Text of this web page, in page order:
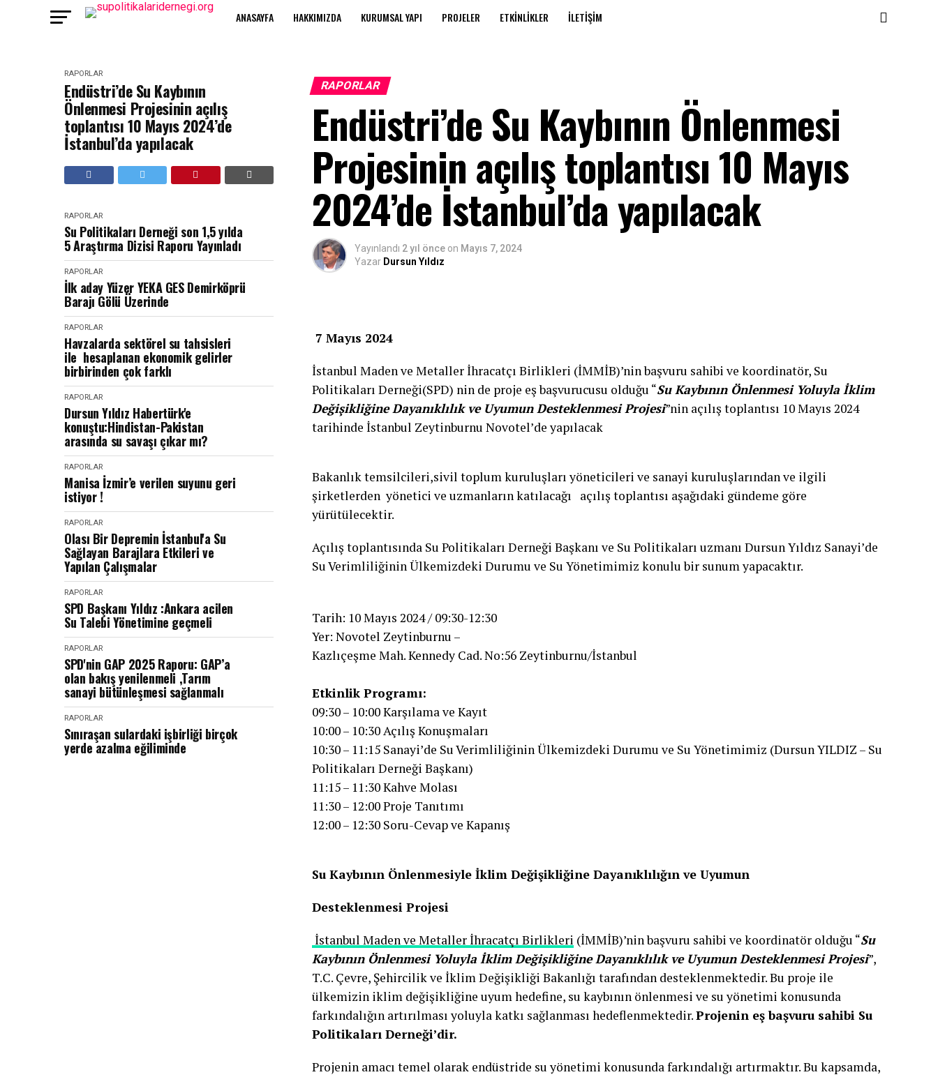
ANASAYFA HAKKIMIZDA KURUMSAL YAPI PROJELER ETKINLIKLER İLETIŞIM
RAPORLAR
Endüstri’de Su Kaybının
Önlenmesi Projesinin açılış
toplantısı 10 Mayıs 2024’de
İstanbul’da yapılacak
RAPORLAR
Su Politikaları Derneği son 1,5 yılda
5 Araştırma Dizisi Raporu Yayınladı
RAPORLAR
İlk aday Yüzer YEKA GES Demirköprü
Barajı Gölü Üzerinde
RAPORLAR
Havzalarda sektörel su tahsisleri
ile hesaplanan ekonomik gelirler
birbirinden çok farklı
RAPORLAR
Dursun Yıldız Habertürk'e
konuştu:Hindistan-Pakistan
arasında su savaşı çıkar mı?
RAPORLAR
Manisa İzmir’e verilen suyunu geri
istiyor !
RAPORLAR
Olası Bir Depremin İstanbul'a Su
Sağlayan Barajlara Etkileri ve
Yapılan Çalışmalar
RAPORLAR
SPD Başkanı Yıldız :Ankara acilen
Su Talebi Yönetimine geçmeli
RAPORLAR
SPD'nin GAP 2025 Raporu: GAP’a
olan bakış yenilenmeli ,Tarım
sanayi bütünleşmesi sağlanmalı
RAPORLAR
Sınıraşan sulardaki işbirliği birçok
yerde azalma eğiliminde
RAPORLAR
Endüstri’de Su Kaybının Önlenmesi
Projesinin açılış toplantısı 10 Mayıs
2024’de İstanbul’da yapılacak
Yayınlandı 2 yıl önce on Mayıs 7, 2024
Yazar Dursun Yıldız
7 Mayıs 2024
İstanbul Maden ve Metaller İhracatçı Birlikleri (İMMİB)’nin başvuru sahibi ve koordinatör, Su
Politikaları Derneği(SPD) nin de proje eş başvurucusu olduğu “Su Kaybının Önlenmesi Yoluyla İklim
Değişikliğine Dayanıklılık ve Uyumun Desteklenmesi Projesi”nin açılış toplantısı 10 Mayıs 2024
tarihinde İstanbul Zeytinburnu Novotel’de yapılacak
Bakanlık temsilcileri,sivil toplum kuruluşları yöneticileri ve sanayi kuruluşlarından ve ilgili
şirketlerden yönetici ve uzmanların katılacağı açılış toplantısı aşağıdaki gündeme göre
yürütülecektir.
Açılış toplantısında Su Politikaları Derneği Başkanı ve Su Politikaları uzmanı Dursun Yıldız Sanayi’de
Su Verimliliğinin Ülkemizdeki Durumu ve Su Yönetimimiz konulu bir sunum yapacaktır.
Tarih: 10 Mayıs 2024 / 09:30-12:30
Yer: Novotel Zeytinburnu –
Kazlıçeşme Mah. Kennedy Cad. No:56 Zeytinburnu/İstanbul
Etkinlik Programı:
09:30 – 10:00 Karşılama ve Kayıt
10:00 – 10:30 Açılış Konuşmaları
10:30 – 11:15 Sanayi’de Su Verimliliğinin Ülkemizdeki Durumu ve Su Yönetimimiz (Dursun YILDIZ – Su
Politikaları Derneği Başkanı)
11:15 – 11:30 Kahve Molası
11:30 – 12:00 Proje Tanıtımı
12:00 – 12:30 Soru-Cevap ve Kapanış
Su Kaybının Önlenmesiyle İklim Değişikliğine Dayanıklılığın ve Uyumun
Desteklenmesi Projesi
İstanbul Maden ve Metaller İhracatçı Birlikleri (İMMİB)’nin başvuru sahibi ve koordinatör olduğu “Su
Kaybının Önlenmesi Yoluyla İklim Değişikliğine Dayanıklılık ve Uyumun Desteklenmesi Projesi”,
T.C. Çevre, Şehircilik ve İklim Değişikliği Bakanlığı tarafından desteklenmektedir. Bu proje ile
ülkemizin iklim değişikliğine uyum hedefine, su kaybının önlenmesi ve su yönetimi konusunda
farkındalığın artırılması yoluyla katkı sağlanması hedeflenmektedir.Projenin eş başvuru sahibi Su
Politikaları Derneği’dir.
Projenin amacı temel olarak endüstride su yönetimi konusunda farkındalığı artırmaktır. Bu kapsamda,